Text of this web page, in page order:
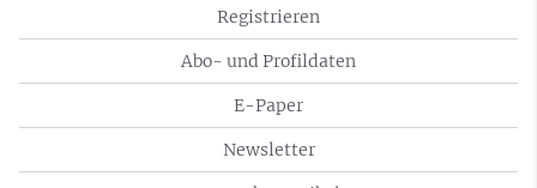
Registrieren
Abo- und Profildaten
E-Paper
Newsletter